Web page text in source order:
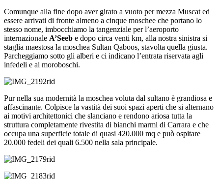
Comunque alla fine dopo aver girato a vuoto per mezza Muscat ed
essere arrivati di fronte almeno a cinque moschee che portano lo
stesso nome, imbocchiamo la tangenziale per l’aeroporto
internazionale A’Seeb e dopo circa venti km, alla nostra sinistra si
staglia maestosa la moschea Sultan Qaboos, stavolta quella giusta.
Parcheggiamo sotto gli alberi e ci indicano l’entrata riservata agli
infedeli e ai moroboschi.
Pur nella sua modernità la moschea voluta dal sultano è grandiosa e
affascinante. Colpisce la vastità dei suoi spazi aperti che si alternano
ai motivi architettonici che slanciano e rendono ariosa tutta la
struttura completamente rivestita di bianchi marmi di Carrara e che
occupa una superficie totale di quasi 420.000 mq e può ospitare
20.000 fedeli dei quali 6.500 nella sala principale.